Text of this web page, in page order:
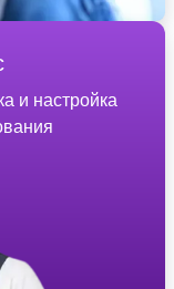
и настройка